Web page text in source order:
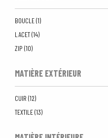
BOUCLE (1)
LACET (14)
ZIP (10)
MATIÈRE EXTÉRIEUR
CUIR (12)
TEXTILE (13)